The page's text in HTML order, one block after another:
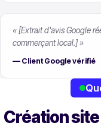
« [Extrait d'avis Google
commerçant local.] »
— Client Google vérifié
Création